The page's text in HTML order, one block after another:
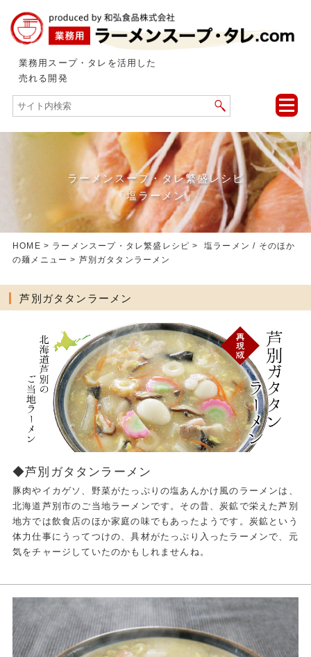
業務用スープ・タレを活用した
売れる開発
toggle
ラーメンスープ・タレ繁盛レシピ
「塩ラーメン」
HOME > ラーメンスープ・タレ繁盛レシピ >塩ラーメン / そのほか
の麺メニュー > 芦別ガタタンラーメン
芦別ガタタンラーメン
◆芦別ガタタンラーメン
豚肉やイカゲソ、野菜がたっぷりの塩あんかけ風のラーメンは、
北海道芦別市のご当地ラーメンです。その昔、炭鉱で栄えた芦別
地方では飲食店のほか家庭の味でもあったようです。炭鉱という
体力仕事にうってつけの、具材がたっぷり入ったラーメンで、元
気をチャージしていたのかもしれませんね。